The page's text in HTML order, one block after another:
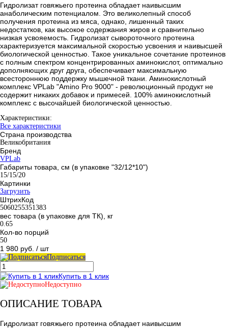
Гидролизат говяжьего протеина обладает наивысшим
анаболическим потенциалом. Это великолепный способ
получения протеина из мяса, однако, лишенный таких
недостатков, как высокое содержания жиров и сравнительно
низкая усвояемость. Гидролизат сывороточного протеина
характеризуется максимальной скоростью усвоения и наивысшей
биологической ценностью. Такое уникальное сочетание протеинов
с полным спектром концентрированных аминокислот, оптимально
дополняющих друг друга, обеспечивает максимальную
всестороннюю поддержку мышечной ткани. Аминокислотный
комплекс VPLab "Amino Pro 9000" - революционный продукт не
содержит никаких добавок и примесей. 100% аминокислотный
комплекс с высочайшей биологической ценностью.
Характеристики:
Все характеристики
Страна производства
Великобритания
Бренд
VPLab
Габариты товара, см (в упаковке "32/12*10")
15/15/20
Картинки
Загрузить
ШтрихКод
5060255351383
вес товара (в упаковке для ТК), кг
0.65
Кол-во порций
50
1 980 руб. / шт
Подписаться
Купить в 1 клик
Недоступно
ОПИСАНИЕ ТОВАРА
Гидролизат говяжьего протеина обладает наивысшим